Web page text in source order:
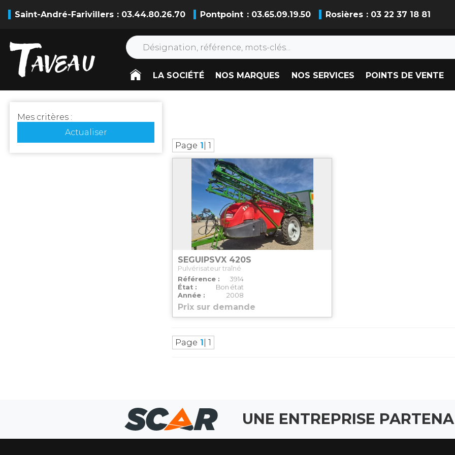
Saint-André-Farivillers : 03.44.80.26.70 Pontpoint : 03.65.09.19.50 Rosières : 03 22 37 18 81
LA SOCIÉTÉ NOS MARQUES NOS SERVICES POINTS DE VENTE
Mes critères :
Actualiser
Page 1 | 1
Pulvérisateur traîné
SEGUIPSVX 420S
Référence
3914
État
Bon état
Année
2008
Prix sur demande
Page 1 | 1
UNE ENTREPRISE